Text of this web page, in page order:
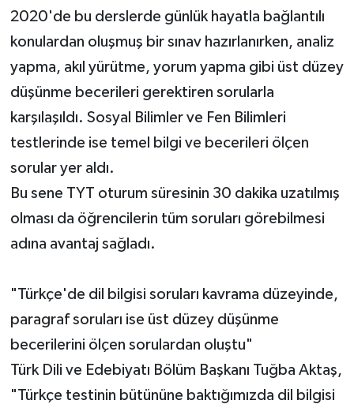
2020'de bu derslerde günlük hayatla bağlantılı
konulardan oluşmuş bir sınav hazırlanırken, analiz
yapma, akıl yürütme, yorum yapma gibi üst düzey
düşünme becerileri gerektiren sorularla
karşılaşıldı. Sosyal Bilimler ve Fen Bilimleri
testlerinde ise temel bilgi ve becerileri ölçen
sorular yer aldı.
Bu sene TYT oturum süresinin 30 dakika uzatılmış
olması da öğrencilerin tüm soruları görebilmesi
adına avantaj sağladı.
"Türkçe'de dil bilgisi soruları kavrama düzeyinde,
paragraf soruları ise üst düzey düşünme
becerilerini ölçen sorulardan oluştu"
Türk Dili ve Edebiyatı Bölüm Başkanı Tuğba Aktaş,
"Türkçe testinin bütününe baktığımızda dil bilgisi